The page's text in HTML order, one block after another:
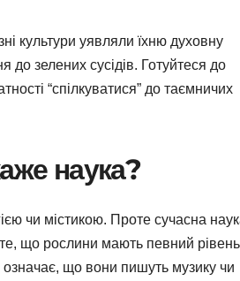
культури уявляли їхню духовну
до зелених сусідів. Готуйтеся до
“спілкуватися” до таємничих
наука?
чи містикою. Проте сучасна
те, що рослини мають певний рівень
що вони пишуть музику чи